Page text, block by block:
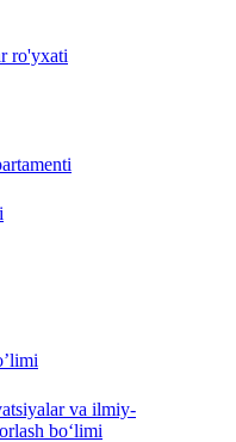
ro'yxati
va ilmiy-
bo‘limi